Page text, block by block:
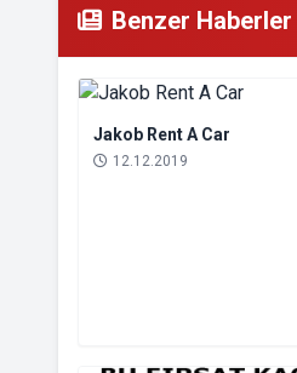
Benzer Haberler
Jakob Rent A Car
12.12.2019